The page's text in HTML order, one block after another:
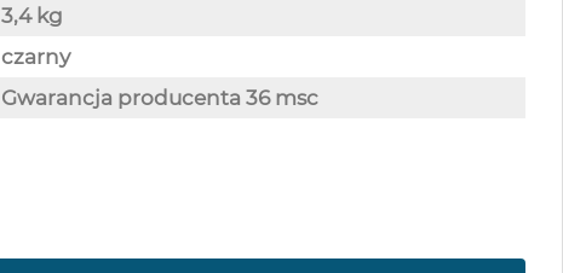
3,4 kg
czarny
Gwarancja producenta 36 msc